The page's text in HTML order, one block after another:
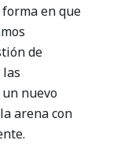
en que
de
nuevo
arena con